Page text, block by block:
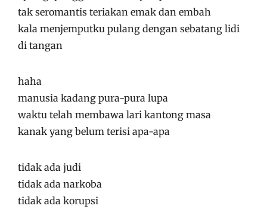
tak seromantis teriakan emak dan embah
kala menjemputku pulang dengan sebatang lidi
di tangan
haha
manusia kadang pura-pura lupa
waktu telah membawa lari kantong masa
kanak yang belum terisi apa-apa
tidak ada judi
tidak ada narkoba
tidak ada korupsi